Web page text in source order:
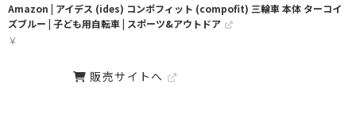
Amazon | アイデス (ides) コンポフィット (compofit) 三輪車 本体 ターコイ
ズブルー | 子ども用自転車 | スポーツ&アウトドア
￥
販売サイトへ